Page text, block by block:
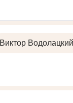
Виктор Водолацкий